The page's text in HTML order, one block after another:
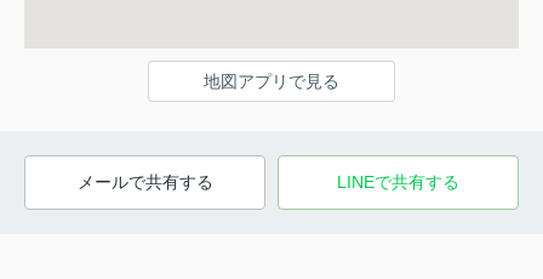
地図アプリで見る
メールで共有する LINEで共有する